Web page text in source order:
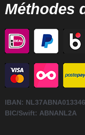
Méthodes
IBAN:
BIC/Swift: ABNANL2A